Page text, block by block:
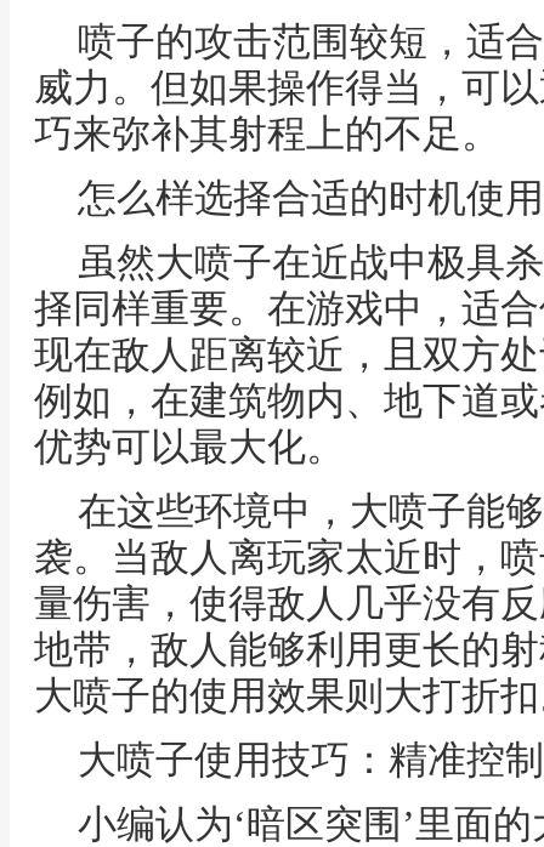
喷子的攻击范围较短，适
威力。但如果操作得当，可
巧来弥补其射程上的不足。
怎么样选择合适的时机使
虽然大喷子在近战中极具
择同样重要。在游戏中，适
现在敌人距离较近，且双方
例如，在建筑物内、地下道
优势可以最大化。
在这些环境中，大喷子能
袭。当敌人离玩家太近时，
量伤害，使得敌人几乎没有
地带，敌人能够利用更长的
大喷子的使用效果则大打折
大喷子使用技巧：精准控
小编认为‘暗区突围’里面